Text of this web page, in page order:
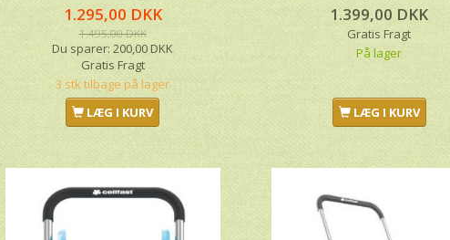
1.295,00 DKK
1.495,00 DKK
Du sparer:200,00 DKK
Gratis Fragt
3 stk tilbage på lager
LÆG I KURV
1.399,00 DKK
Gratis Fragt
På lager
LÆG I KURV